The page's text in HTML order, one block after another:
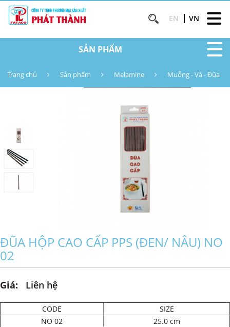
EN VN
SẢN PHẨM
Trang chủ Sản phẩm Melamine Muỗng - Vá - Đũa
ĐŨA HỘP CAO CẤP PPS (ĐEN/ NÂU) NO
02
Giá: Liên hệ
CODE
SIZE
NO 02
25.0 cm